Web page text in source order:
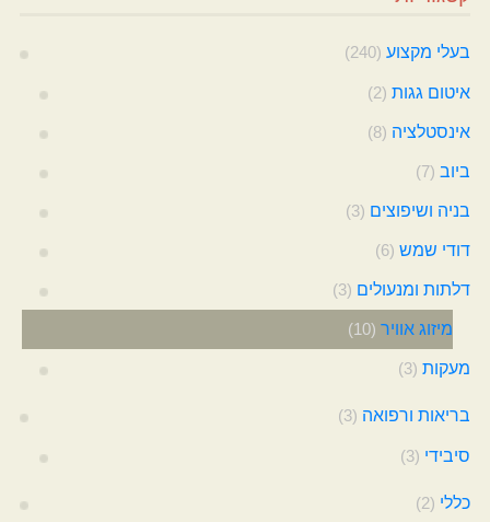
בעלי מקצוע(240)
איטום גגות(2)
אינסטלציה (8)
ביוב(7)
בניה ושיפוצים (3)
דודי שמש(6)
דלתות ומנעולים (3)
מיזוג אוויר(10)
מעקות(3)
בריאות ורפואה (3)
סיבידי (3)
כללי (2)